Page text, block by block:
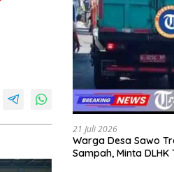
21 Juli 2026
Warga Desa Sawo
Sampah, Minta